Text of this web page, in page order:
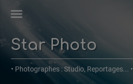
menu
Star Photo
• Photographes : Studio, Reportages... •